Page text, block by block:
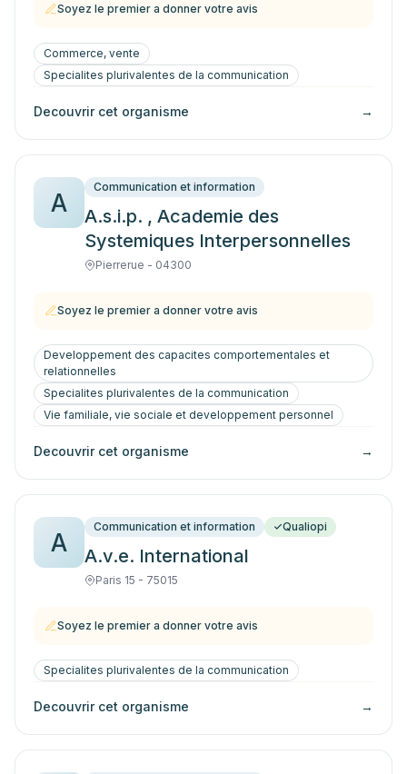
Soyez le premier a donner votre avis
Commerce, vente
Specialites plurivalentes de la communication
Decouvrir cet organisme →
A
Communication et information
A.s.i.p. , Academie des
Systemiques Interpersonnelles
Pierrerue - 04300
Soyez le premier a donner votre avis
Developpement des capacites comportementales et
relationnelles
Specialites plurivalentes de la communication
Vie familiale, vie sociale et developpement personnel
Decouvrir cet organisme →
A
Communication et information Qualiopi
A.v.e. International
Paris 15 - 75015
Soyez le premier a donner votre avis
Specialites plurivalentes de la communication
Decouvrir cet organisme →